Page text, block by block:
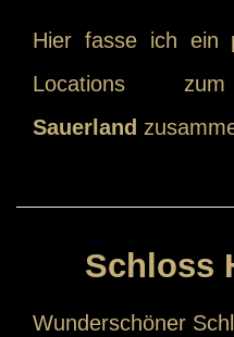
Hier fasse ich ein
Locations
Sauerland
Schloss
Wunderschöner